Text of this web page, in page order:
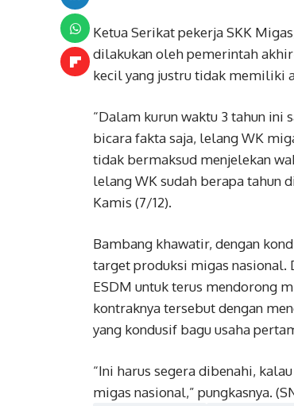
Ketua Serikat pekerja SKK
dilakukan oleh pemerintah
kecil yang justru tidak memiliki
“Dalam kurun waktu 3 tahun ini
bicara fakta saja, lelang WK
tidak bermaksud menjelekan
lelang WK sudah berapa tahun
Kamis (7/12).
Bambang khawatir, dengan
target produksi migas nasional.
ESDM untuk terus mendorong
kontraknya tersebut dengan
yang kondusif bagu usaha
“Ini harus segera dibenahi,
migas nasional,” pungkasnya.